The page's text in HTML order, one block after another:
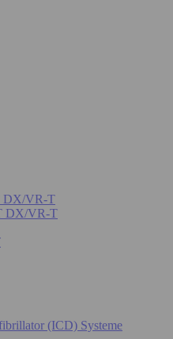
DX/VR-T
DX/VR-T
(ICD) Systeme